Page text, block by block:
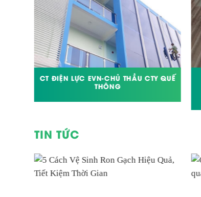
CT ĐIỆN LỰC EVN-CHỦ THẦU CTY QUẾ
THÔNG
TIN TỨC